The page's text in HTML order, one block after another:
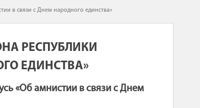
в связи с Днем народного единства»
РЕСПУБЛИКИ
ЕДИНСТВА»
«Об амнистии в связи с Днем